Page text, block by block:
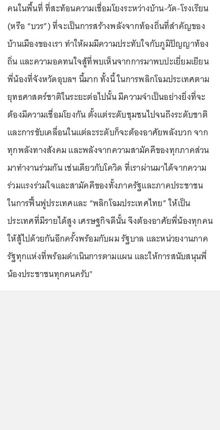
คนในพื้นที่ ที่สะท้อนความเชื่อมโยงระหว่างบ้าน-วัด-โรงเรียน
(หรือ “บวร”) ที่จะเป็นการสร้างพลังจากท้องถิ่นที่สำคัญของ
บ้านเมืองของเรา ทำให้ผมมีความประทับใจกับภูมิปัญญาท้อง
ถิ่น และความอดทนใจสู้ที่พบเห็นจากการมาพบปะเยี่ยมเยียน
พี่น้องที่จังหวัดอุบลฯ นี้มาก ทั้งนี้ ในการพลิกโฉมประเทศตาม
ยุทธศาสตร์ชาติในระยะต่อไปนั้น มีความจำเป็นอย่างยิ่งที่จะ
ต้องมีความเชื่อมโยงกัน ตั้งแต่ระดับชุมชนไปจนถึงระดับชาติ
และการขับเคลื่อนในแต่ละระดับก็จะต้องอาศัยพลังบวก จาก
ทุกพลังทางสังคม และพลังจากความสามัคคีของทุกภาคส่วน
มาทำงานร่วมกัน เช่นเดียวกับโควิด ที่เราผ่านมาได้จากความ
ร่วมแรงร่วมใจและสามัคคีของทั้งภาครัฐและภาคประชาชน
ในการฟื้นฟูประเทศและ “พลิกโฉมประเทศไทย” ให้เป็น
ประเทศที่มีรายได้สูง เศรษฐกิจดีนั้น จึงต้องอาศัยพี่น้องทุกคน
ให้สู้ไปด้วยกันอีกครั้งพร้อมกับผม รัฐบาล และหน่วยงานภาค
รัฐทุกแห่งที่พร้อมดำเนินการตามแผน และให้การสนับสนุนพี่
น้องประชาชนทุกคนครับ"